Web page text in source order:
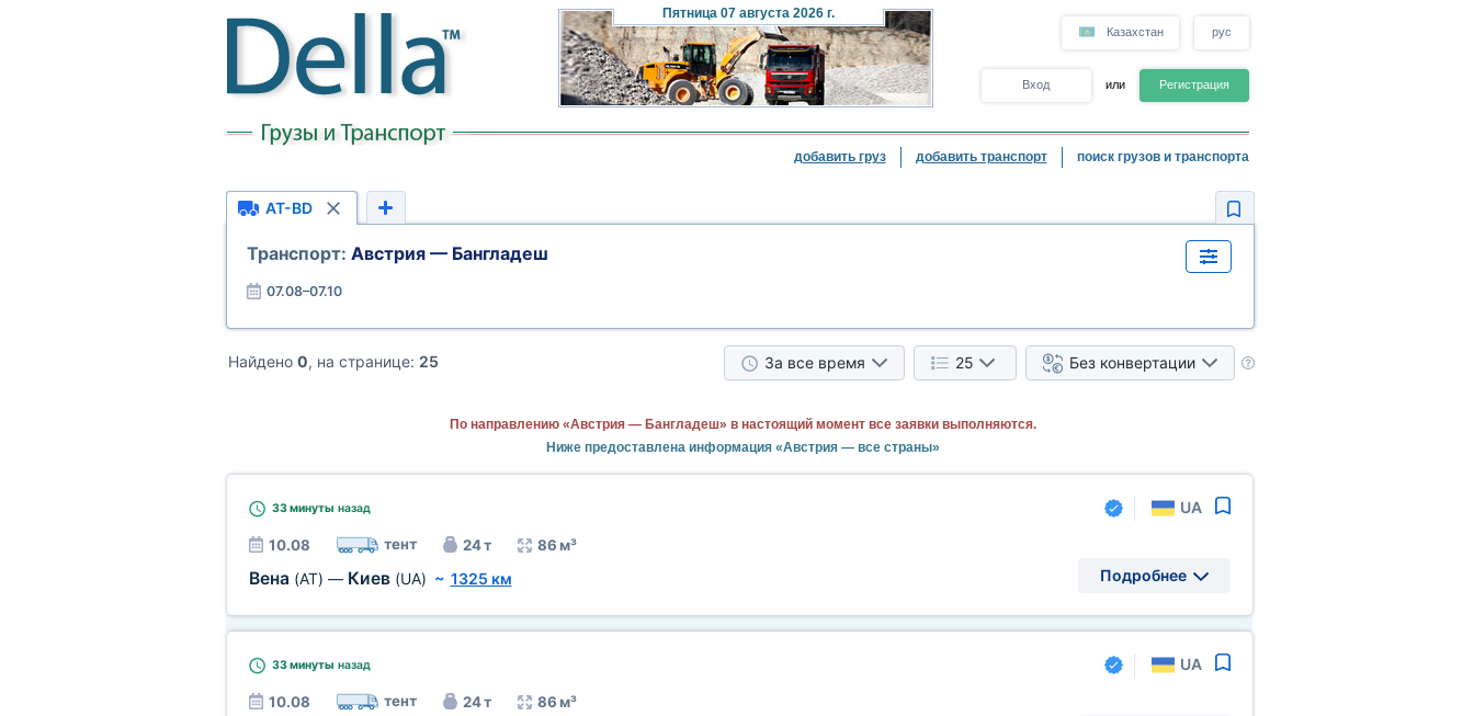
Пятница07 августа 2026 г.
Казахстан рус
Вход или Регистрация
добавить груз добавить транспорт поиск грузов и транспорта
AT-BD
Транспорт: Австрия — Бангладеш
07.08–07.10
Найдено 0, на странице: 25 За все время 25 Без конвертации
По направлению «Австрия — Бангладеш» в настоящий момент все заявки выполняются.
Ниже предоставлена информация «Австрия — все страны»
33 минуты назад UA
10.08 тент 24 т 86 м³
Вена (AT) — Киев (UA) ~ 1325 км Подробнее
33 минуты назад UA
10.08 тент 24 т 86 м³